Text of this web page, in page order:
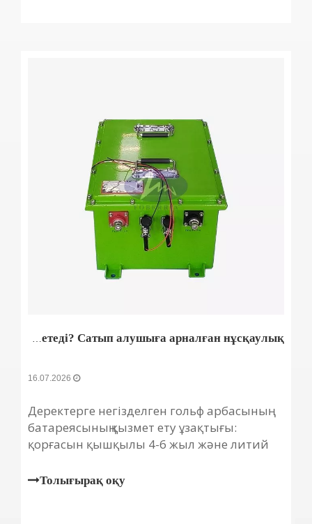
Гольф арбасының батареялары қанша уақытқа жетеді? Сатып алушыға арналған нұсқаулық
Деректерге негізделген гольф арбасының
батареясының қызмет ету ұзақтығы:
қорғасын қышқылы 4-6 жыл және литий
ақаулық белгілерін байқаңыз. Ақылды
Толығырақ оқу